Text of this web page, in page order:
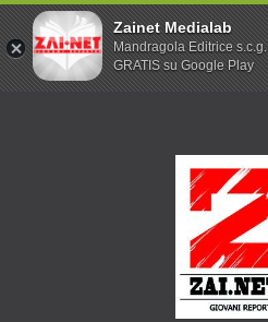
Zainet Medialab
Mandragola Editrice s.c.g.
GRATIS su Google Play